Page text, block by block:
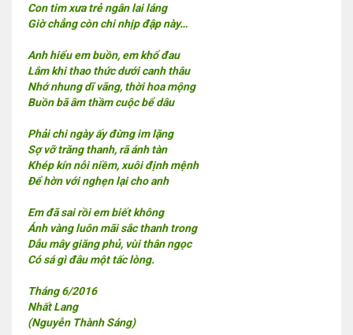
Con tim xưa trẻ ngân lai láng
Giờ chẳng còn chi nhịp đập này…
Anh hiểu em buồn, em khổ đau
Lắm khi thao thức dưới canh thâu
Nhớ nhung dĩ vãng, thời hoa mộng
Buồn bã âm thầm cuộc bể dâu
Phải chi ngày ấy đừng im lặng
Sợ vỡ trăng thanh, rã ánh tàn
Khép kín nỗi niềm, xuôi định mệnh
Để hờn với nghẹn lại cho anh
Em đã sai rồi em biết không
Ánh vàng luôn mãi sắc thanh trong
Dẫu mây giăng phủ, vùi thân ngọc
Có sá gì đâu một tấc lòng.
Tháng 6/2016
Nhất Lang
(Nguyễn Thành Sáng)